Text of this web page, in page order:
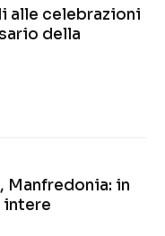
alle celebrazioni
della
Manfredonia: in
intere